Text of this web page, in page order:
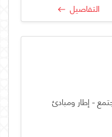
التفاصيل
- إطار ومبادئ